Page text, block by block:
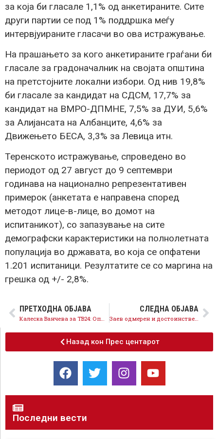
за која би гласале 1,1% од анкетираните. Сите
други партии се под 1% поддршка меѓу
интервјуираните гласачи во ова истражување.
На прашањето за кого анкетираните граѓани би
гласале за градоначалник на својата општина
на претстојните локални избори. Од нив 19,8%
би гласале за кандидат на СДСМ, 17,7% за
кандидат на ВМРО-ДПМНЕ, 7,5% за ДУИ, 5,6%
за Алијансата на Албанците, 4,6% за
Движењето БЕСА, 3,3% за Левица итн.
Теренското истражување, спроведено во
периодот од 27 август до 9 септември
годинава на национално репрезентативен
примерок (анкетата е направена според
методот лице-в-лице, во домот на
испитаникот), со запазување на сите
демографски карактеристики на полнолетната
популација во државата, во која се опфатени
1.201 испитаници. Резултатите се со маргина на
грешка од +/- 2,8%.
ПРЕТХОДНА ОБЈАВА СЛЕДНА ОБЈАВА
Заев одмерен и достоинствен на телевизискиот дуел, Мицковски арогантен и вулгарен
Назад кон Прес центарот
Последни вести